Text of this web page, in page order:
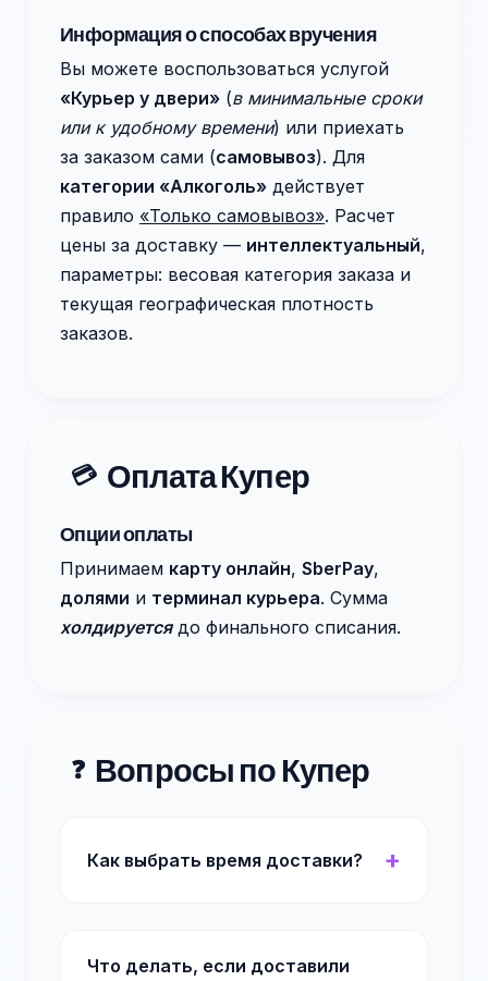
Информация о способах вручения
Вы можете воспользоваться услугой
«Курьер у двери» (в минимальные сроки
или к удобному времени) или приехать
за заказом сами (самовывоз). Для
категории «Алкоголь» действует
правило «Только самовывоз». Расчет
цены за доставку — интеллектуальный,
параметры: весовая категория заказа и
текущая географическая плотность
заказов.
💳 Оплата Купер
Опции оплаты
Принимаем карту онлайн, SberPay,
долями и терминал курьера. Сумма
холдируетсядо финального списания.
❓ Вопросы по Купер
Как выбрать время доставки?
Что делать, если доставили